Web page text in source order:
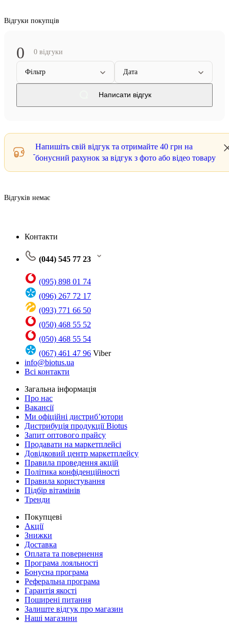
Відгуки покупців
0 0 відгуки
Фільтр Дата
Написати відгук
Напишіть свій відгук та отримайте 40 грн на
бонусний рахунок за відгук з фото або відео товару
Відгуків немає
Контакти
(044) 545 77 23
(095) 898 01 74
(096) 267 72 17
(093) 771 66 50
(050) 468 55 52
(050) 468 55 54
(067) 461 47 96 Viber
info@biotus.ua
Всі контакти
Загальна інформація
Про нас
Вакансії
Ми офіційні дистриб’ютори
Дистрибуція продукції Biotus
Запит оптового прайсу
Продавати на маркетплейсі
Довідковий центр маркетплейсу
Правила проведення акцій
Політика конфіденційності
Правила користування
Підбір вітамінів
Тренди
Покупцеві
Акції
Знижки
Доставка
Оплата та повернення
Програма лояльності
Бонусна програма
Реферальна програма
Гарантія якості
Поширені питання
Залиште відгук про магазин
Наші магазини